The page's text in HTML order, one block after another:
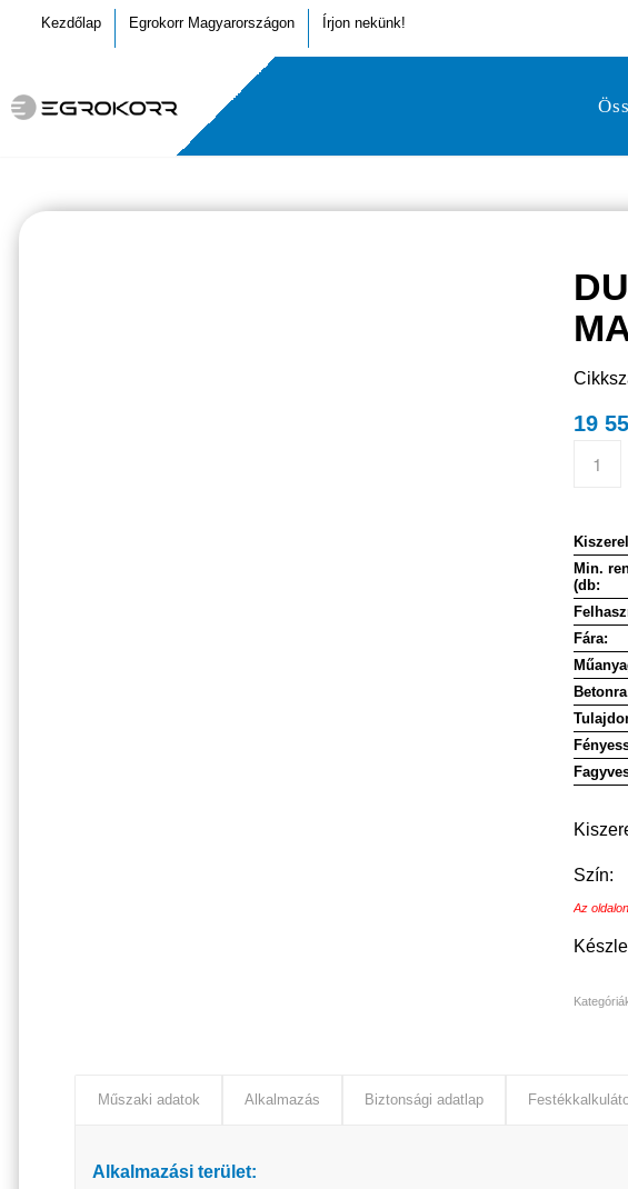
Kezdőlap Egrokorr Magyarországon Írjon nekünk!
19
Min.
(db:
Fára:
Szín:
Az
Műszaki adatok Alkalmazás Biztonsági adatlap
Alkalmazási terület: